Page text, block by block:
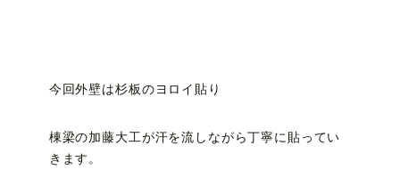
今回外壁は杉板のヨロイ貼り
棟梁の加藤大工が汗を流しながら丁寧に貼ってい
きます。